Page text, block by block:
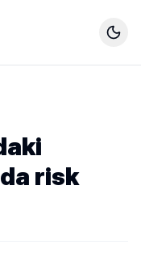
risk